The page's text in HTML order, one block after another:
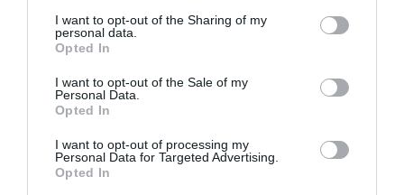
not limited to your visit or usage behaviour. You may click to
grant or deny consent to Google and its third-party tags to
use your data for below specified purposes in below Google
consent section.
I want to opt-out of the Sharing of my
personal data.
Opted In
I want to opt-out of the Sale of my
Personal Data.
Opted In
I want to opt-out of processing my
Personal Data for Targeted Advertising.
Opted In
αντικείμενα από κοινόχρηστους χώρους